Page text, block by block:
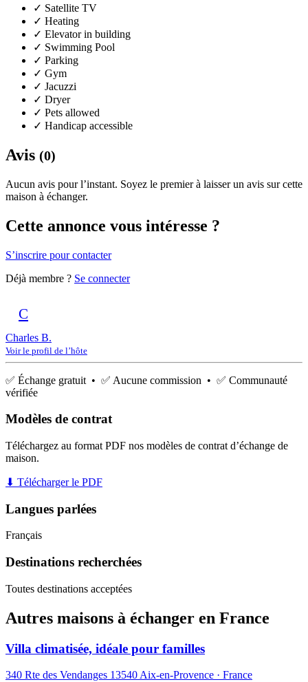
✓ Satellite TV
✓ Heating
✓ Elevator in building
✓ Swimming Pool
✓ Parking
✓ Gym
✓ Jacuzzi
✓ Dryer
✓ Pets allowed
✓ Handicap accessible
Avis (0)
Aucun avis pour l’instant. Soyez le premier à laisser un avis sur cette
maison à échanger.
Cette annonce vous intéresse ?
S’inscrire pour contacter
Déjà membre ? Se connecter
C
Charles B.
Voir le profil de l’hôte
✅ Échange gratuit • ✅ Aucune commission • ✅ Communauté
vérifiée
Modèles de contrat
Téléchargez au format PDF nos modèles de contrat d’échange de
maison.
⬇ Télécharger le PDF
Langues parlées
Français
Destinations recherchées
Toutes destinations acceptées
Autres maisons à échanger en France
Villa climatisée, idéale pour familles
340 Rte des Vendanges 13540 Aix-en-Provence · France